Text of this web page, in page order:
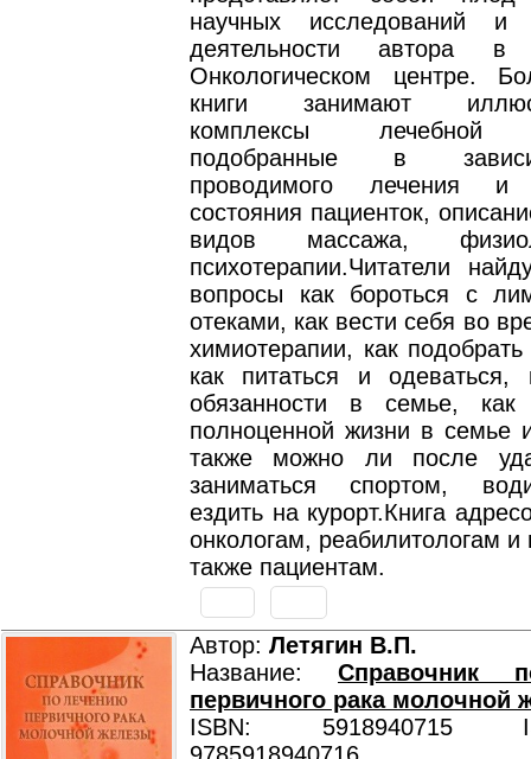
научных исследований и
деятельности автора в
Онкологическом центре.
книги занимают
комплексы лечебной
подобранные в
проводимого лечения и
состояния пациенток,
видов массажа,
психотерапии.Читатели
вопросы как бороться с
отеками, как вести себя во
химиотерапии, как подобрать
как питаться и одеваться,
обязанности в семье, как
полноценной жизни в семье
также можно ли после
заниматься спортом,
ездить на курорт.Книга
онкологам, реабилитологам и
также пациентам.
Автор: Летягин В.П.
Название: Справочник
первичного рака молочной
ISBN: 5918940715